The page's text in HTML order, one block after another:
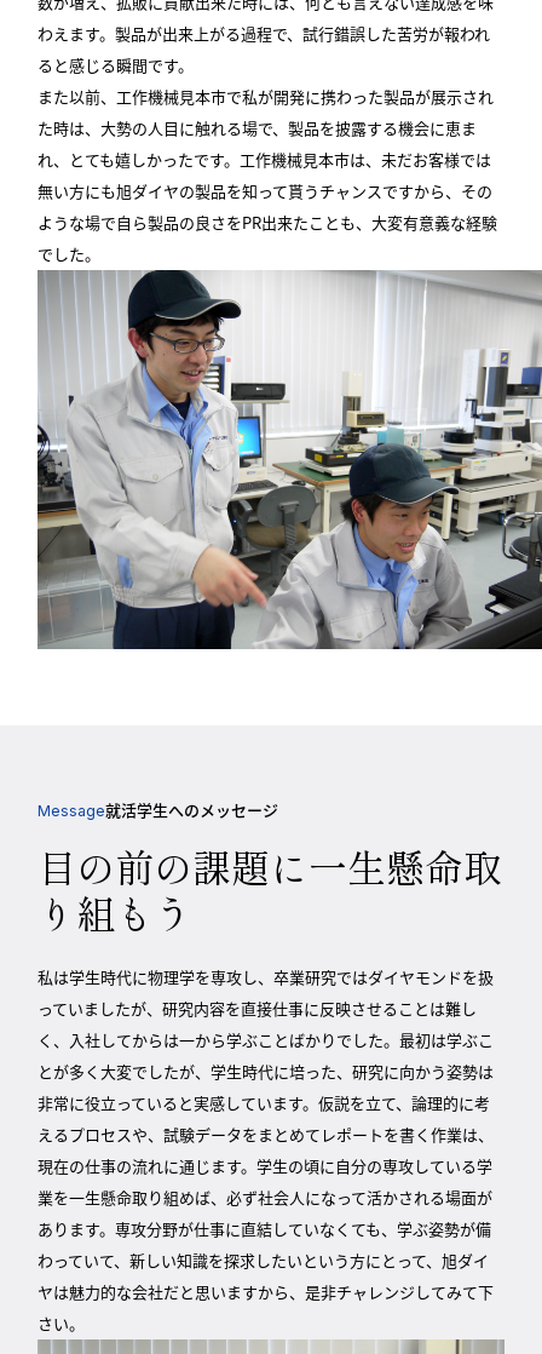
わえます。製品が出来上がる過程で、試行錯誤した苦労が報われ
ると感じる瞬間です。
また以前、工作機械見本市で私が開発に携わった製品が展示され
た時は、大勢の人目に触れる場で、製品を披露する機会に恵ま
れ、とても嬉しかったです。工作機械見本市は、未だお客様では
無い方にも旭ダイヤの製品を知って貰うチャンスですから、その
ような場で自ら製品の良さをPR出来たことも、大変有意義な経験
でした。
Message就活学生へのメッセージ
目の前の課題に一生懸命取
り組もう
私は学生時代に物理学を専攻し、卒業研究ではダイヤモンドを扱
っていましたが、研究内容を直接仕事に反映させることは難し
く、入社してからは一から学ぶことばかりでした。最初は学ぶこ
とが多く大変でしたが、学生時代に培った、研究に向かう姿勢は
非常に役立っていると実感しています。仮説を立て、論理的に考
えるプロセスや、試験データをまとめてレポートを書く作業は、
現在の仕事の流れに通じます。学生の頃に自分の専攻している学
業を一生懸命取り組めば、必ず社会人になって活かされる場面が
あります。専攻分野が仕事に直結していなくても、学ぶ姿勢が備
わっていて、新しい知識を探求したいという方にとって、旭ダイ
ヤは魅力的な会社だと思いますから、是非チャレンジしてみて下
さい。